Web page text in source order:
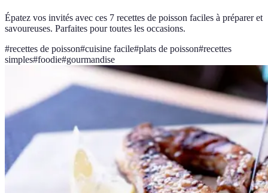
Épatez vos invités avec ces 7 recettes de poisson faciles à préparer et
savoureuses. Parfaites pour toutes les occasions.
#recettes de poisson#cuisine facile#plats de poisson#recettes
simples#foodie#gourmandise